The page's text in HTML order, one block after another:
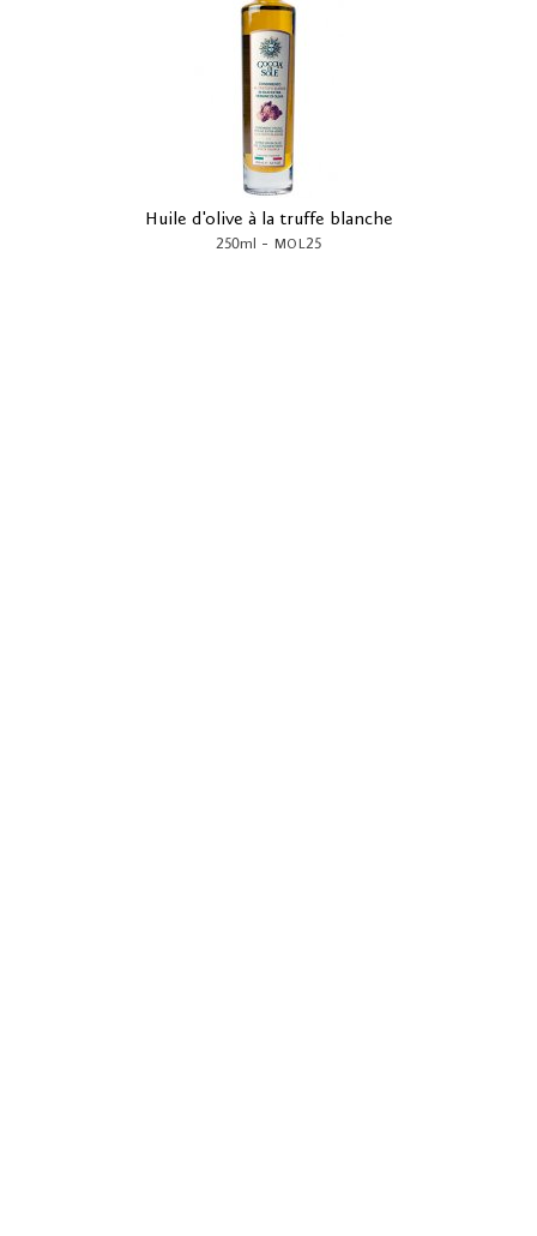
Huile d'olive à la truffe blanche
250ml - MOL25